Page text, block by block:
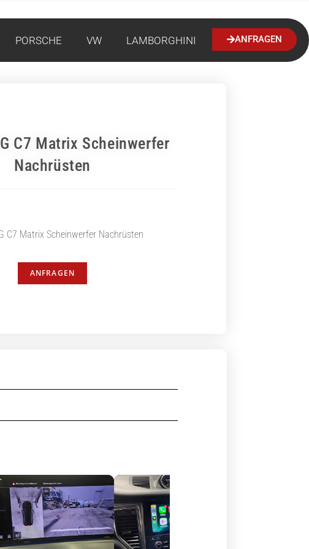
PORSCHE VW LAMBORGHINI ANFRAGEN
C7 Matrix Scheinwerfer
Nachrüsten
C7 Matrix Scheinwerfer Nachrüsten
ANFRAGEN